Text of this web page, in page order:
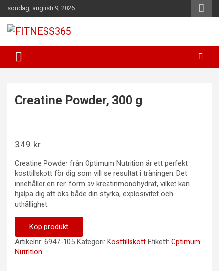
Hoppa
till
innehåll
söndag, augusti 9, 2026
FITNESS365
Creatine Powder, 300 g
349 kr
Creatine Powder från Optimum Nutrition är ett perfekt
kosttillskott för dig som vill se resultat i träningen. Det
innehåller en ren form av kreatinmonohydrat, vilket kan
hjälpa dig att öka både din styrka, explosivitet och
uthållighet.
Köp produkt
Artikelnr: 6947-105 Kategori: Kosttillskott Etikett: Optimum
Nutrition